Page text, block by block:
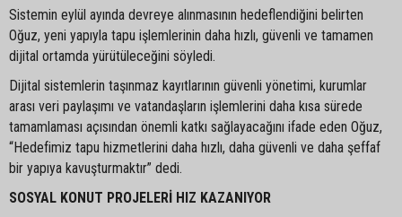
Sistemin eylül ayında devreye alınmasının hedeflendiğini belirten
Oğuz, yeni yapıyla tapu işlemlerinin daha hızlı, güvenli ve tamamen
dijital ortamda yürütüleceğini söyledi.
Dijital sistemlerin taşınmaz kayıtlarının güvenli yönetimi, kurumlar
arası veri paylaşımı ve vatandaşların işlemlerini daha kısa sürede
tamamlaması açısından önemli katkı sağlayacağını ifade eden Oğuz,
“Hedefimiz tapu hizmetlerini daha hızlı, daha güvenli ve daha şeffaf
bir yapıya kavuşturmaktır” dedi.
SOSYAL KONUT PROJELERİ HIZ KAZANIYOR